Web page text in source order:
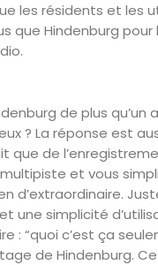
les résidents et les
que Hindenburg
de plus qu’un
? La réponse est
que de
et vous
d’extraordinaire.
une simplicité
: “quoi c’est ça
de Hindenburg.